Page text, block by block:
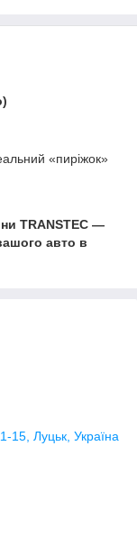
«пиріжок»
TRANSTEC —
авто в
15, Луцьк, Україна